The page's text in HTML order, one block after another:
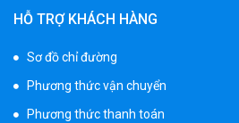
520.000 ₫
750.000 ₫
HỖ TRỢ KHÁCH HÀNG
Sơ đồ chỉ đường
Phương thức vận chuyển
Phương thức thanh toán